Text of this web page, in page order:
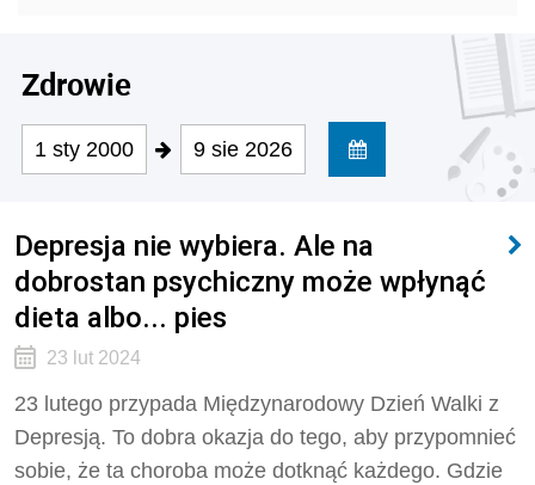
Zdrowie
1 sty 2000 9 sie 2026
Depresja nie wybiera. Ale na
dobrostan psychiczny może wpłynąć
dieta albo... pies
23 lut 2024
23 lutego przypada Międzynarodowy Dzień Walki z
Depresją. To dobra okazja do tego, aby przypomnieć
sobie, że ta choroba może dotknąć każdego. Gdzie